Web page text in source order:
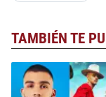
TAMBIÉN TE